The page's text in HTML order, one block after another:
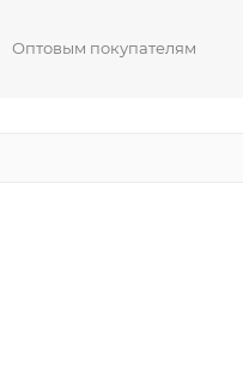
Оптовым покупателям